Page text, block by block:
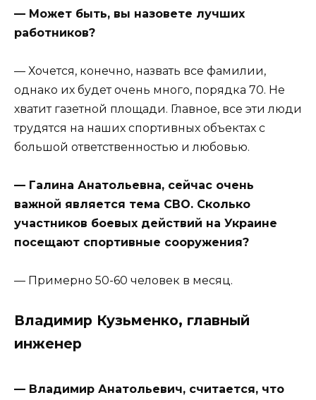
— Может быть, вы назовете лучших
работников?
— Хочется, конечно, назвать все фамилии,
однако их будет очень много, порядка 70. Не
хватит газетной площади. Главное, все эти люди
трудятся на наших спортивных объектах с
большой ответственностью и любовью.
— Галина Анатольевна, сейчас очень
важной является тема СВО. Сколько
участников боевых действий на Украине
посещают спортивные сооружения?
— Примерно 50-60 человек в месяц.
Владимир Кузьменко, главный
инженер
— Владимир Анатольевич, считается, что